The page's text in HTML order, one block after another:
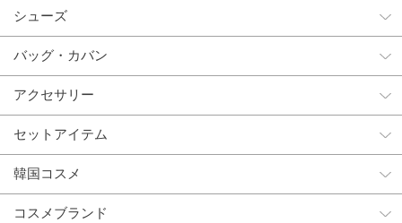
シューズ
バッグ・カバン
アクセサリー
セットアイテム
韓国コスメ
コスメブランド